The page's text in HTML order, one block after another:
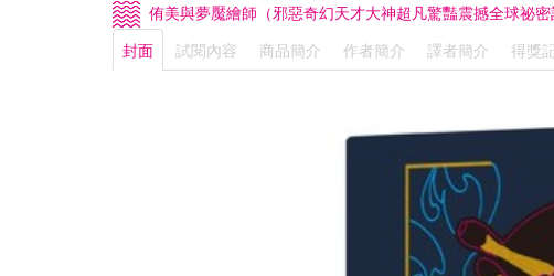
侑美與夢魘繪師（邪惡奇幻天才大神超凡驚豔震撼全球祕
封面
試閱內容 商品簡介 作者簡介 譯者簡介 得獎